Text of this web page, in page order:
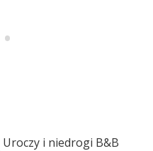
Uroczy i niedrogi B&B